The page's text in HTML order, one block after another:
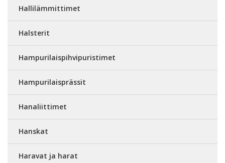
Hallilämmittimet
Halsterit
Hampurilaispihvipuristimet
Hampurilaisprässit
Hanaliittimet
Hanskat
Haravat ja harat